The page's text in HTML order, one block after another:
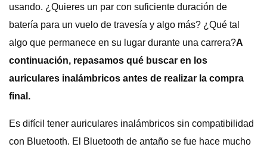
usando. ¿Quieres un par con suficiente duración de
batería para un vuelo de travesía y algo más? ¿Qué tal
algo que permanece en su lugar durante una carrera?A
continuación, repasamos qué buscar en los
auriculares inalámbricos antes de realizar la compra
final.
Es difícil tener auriculares inalámbricos sin compatibilidad
con Bluetooth. El Bluetooth de antaño se fue hace mucho